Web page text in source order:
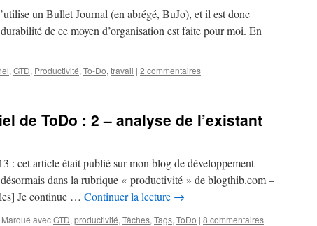
un Bullet Journal (en abrégé, BuJo), et il est donc
de ce moyen d’organisation est faite pour moi. En
, GTD, Productivité, To-Do, travail | 2 commentaires
de ToDo : 2 – analyse de l’existant
: cet article était publié sur mon blog de développement
dans la rubrique « productivité » de blogthib.com –
Je continue … Continuer la lecture →
Marqué avecGTD, productivité, Tâches, Tags, ToDo | 8 commentaires